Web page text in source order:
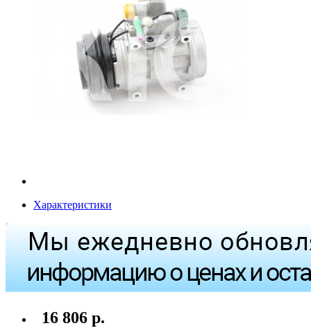
Характеристики
16 806 р.